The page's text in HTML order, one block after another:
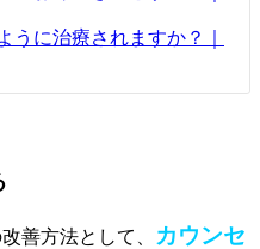
うに治療されますか？｜
善方法として、
カウンセ